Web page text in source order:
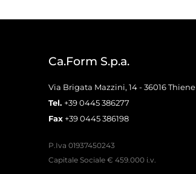
Ca.Form S.p.a.
Via Brigata Mazzini, 14 - 36016 Thiene
Tel. +39 0445 386277
Fax+39 0445 386198
P.Iva 01937450243
Capitale Sociale € 459.000 i.v.